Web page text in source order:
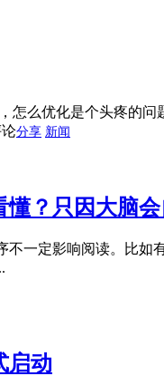
怎么优化是个头疼的
分享 新闻
？只因大脑
不一定影响阅读。比
启动